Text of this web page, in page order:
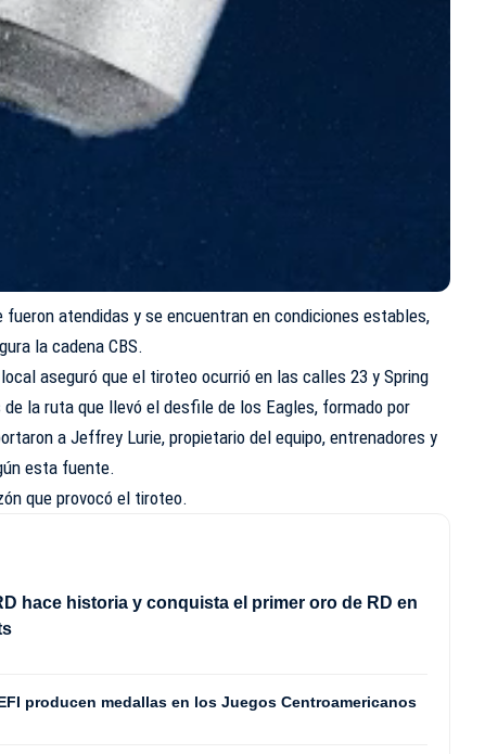
atendidas y se encuentran en condiciones estables,
la cadena CBS.
aseguró que el tiroteo ocurrió en las calles 23 y Spring
de la ruta que llevó el desfile de los Eagles, formado por
a Jeffrey Lurie, propietario del equipo, entrenadores y
esta fuente.
que provocó el tiroteo.
hace historia y conquista el primer oro de RD en
producen medallas en los Juegos Centroamericanos